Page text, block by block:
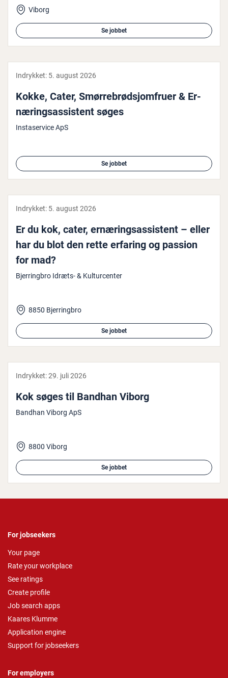
Viborg
Se jobbet
Indrykket: 5. august 2026
Kokke, Cater, Smør­re­brød­sjom­fru­er & Er­
næ­rings­as­si­stent søges
Instaservice ApS
Se jobbet
Indrykket: 5. august 2026
Er du kok, cater, er­næ­rings­as­si­stent – eller
har du blot den rette erfaring og passion
for mad?
Bjerringbro Idræts- & Kulturcenter
8850 Bjerringbro
Se jobbet
Indrykket:29. juli 2026
Kok søges til Bandhan Viborg
Bandhan Viborg ApS
8800 Viborg
Se jobbet
For jobseekers
Your page
Rate your workplace
See ratings
Create profile
Job search apps
Kaares Klumme
Application engine
Support for jobseekers
For employers